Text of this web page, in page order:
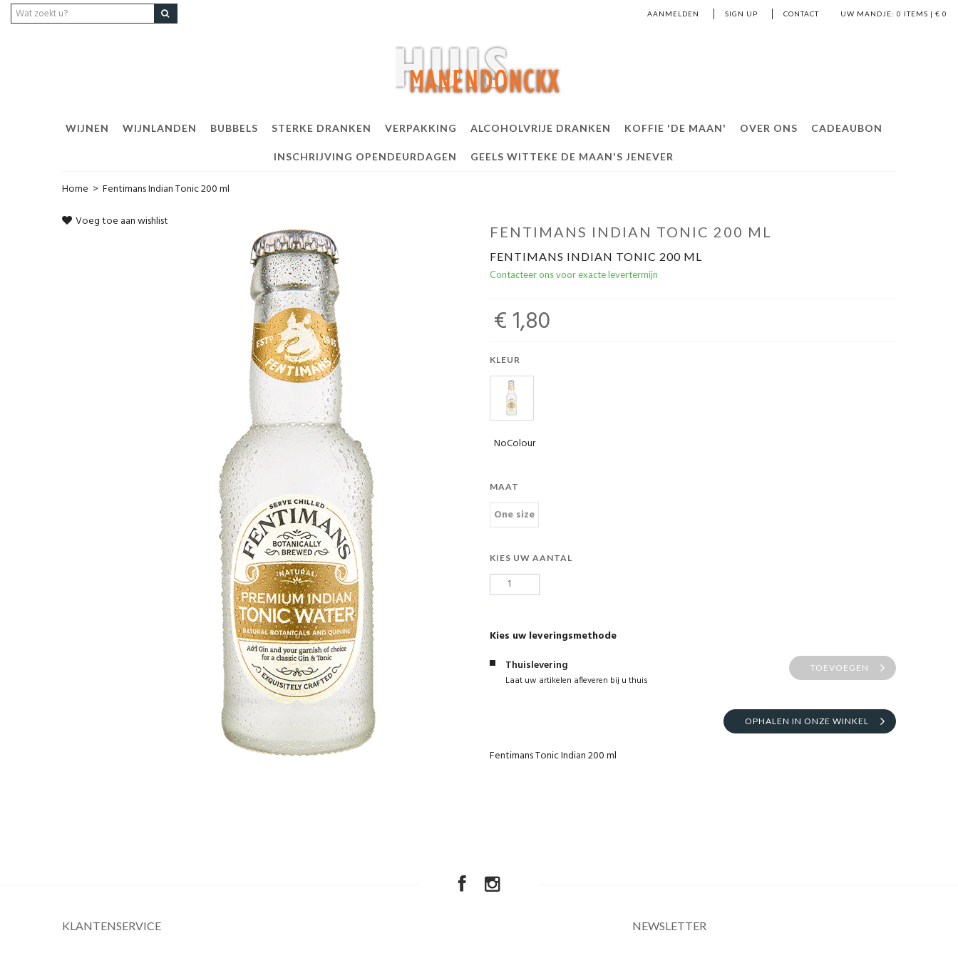
UW MANDJE: 0 ITEMS | € 0
AANMELDEN SIGN UP CONTACT
WIJNEN WIJNLANDEN BUBBELS STERKE DRANKEN VERPAKKING ALCOHOLVRIJE DRANKEN KOFFIE 'DE MAAN' OVER ONS CADEAUBON
INSCHRIJVING OPENDEURDAGEN GEELS WITTEKE DE MAAN'S JENEVER
Home > Fentimans Indian Tonic 200 ml
Voeg toe aan wishlist
FENTIMANS INDIAN TONIC 200 ML
FENTIMANS INDIAN TONIC 200 ML
Contacteer ons voor exacte levertermijn
€ 1,80
KLEUR
NoColour
MAAT
One size
KIES UW AANTAL
Kies uw leveringsmethode
Thuislevering
Laat uw artikelen afleveren bij u thuis
TOEVOEGEN
OPHALEN IN ONZE WINKEL
Fentimans Tonic Indian 200 ml
KLANTENSERVICE NEWSLETTER